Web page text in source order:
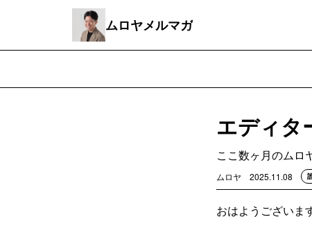
ムロヤメルマガ
エディタ
ここ数ヶ月のムロ
ムロヤ 2025.11.08
おはようございま